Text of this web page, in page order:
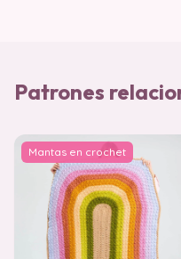
Patrones
Mantas en crochet